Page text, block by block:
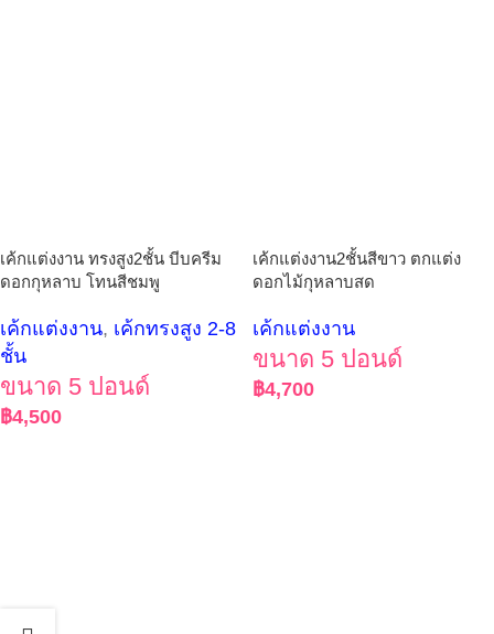
เค้กแต่งงาน ทรงสูง2ชั้น บีบครีม
ดอกกุหลาบ โทนสีชมพู
เค้กแต่งงาน, เค้กทรงสูง 2-8
ชั้น
ขนาด 5 ปอนด์
฿4,500
เค้กแต่งงาน2ชั้นสีขาว ตกแต่ง
ดอกไม้กุหลาบสด
เค้กแต่งงาน
ขนาด 5 ปอนด์
฿4,700